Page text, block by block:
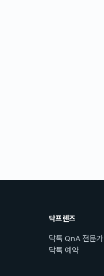
닥프렌즈
닥톡 QnA 전문가
닥톡 예약